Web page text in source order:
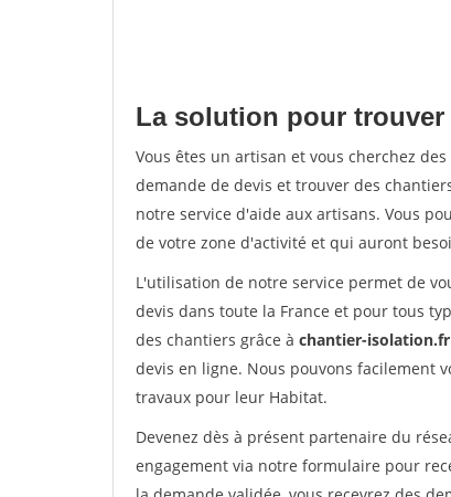
La solution pour
Vous êtes un artisan et vous cherchez
demande de devis et trouver des
notre service d'aide aux artisans. Vous
de votre zone d'activité et qui auront
L'utilisation de notre service permet de
devis dans toute la France et pour tous
des chantiers grâce à chantier-isolation.fr
devis en ligne. Nous pouvons facilement
travaux pour leur Habitat.
Devenez dès à présent partenaire du
engagement via notre formulaire pour